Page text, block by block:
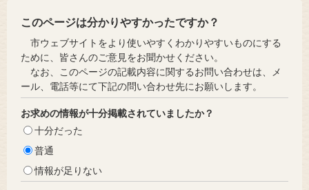
このページは分かりやすかったですか？
市ウェブサイトをより使いやすくわかりやすいものにする
ために、皆さんのご意見をお聞かせください。
なお、このページの記載内容に関するお問い合わせは、メ
ール、電話等にて下記の問い合わせ先にお願いします。
お求めの情報が十分掲載されていましたか？
十分だった
普通
情報が足りない